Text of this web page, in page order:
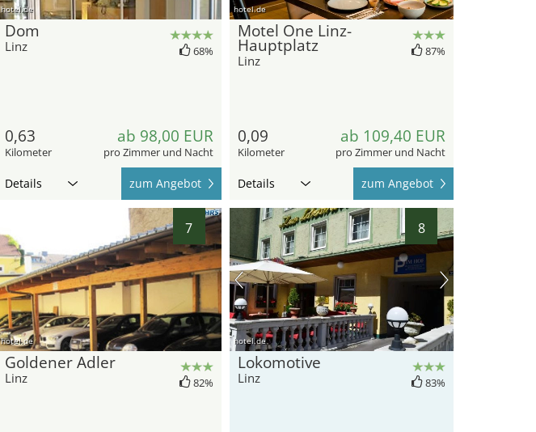
hotel.de
Dom
Linz 68%
0,63
Kilometer
ab 98,00 EUR
pro Zimmer und Nacht
Details zum Angebot
hotel.de
Motel One Linz-
Hauptplatz
Linz
87%
0,09
Kilometer
ab 109,40 EUR
pro Zimmer und Nacht
Details zum Angebot
7
hotel.de
Goldener Adler
Linz 82%
8
hotel.de
Lokomotive
Linz 83%